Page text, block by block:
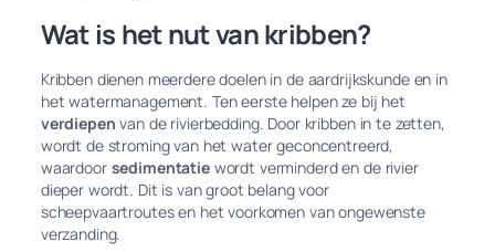
Wat is het nut van kribben?
Kribben dienen meerdere doelen in de aardrijkskunde en in
het watermanagement. Ten eerste helpen ze bij het
verdiepen van de rivierbedding. Door kribben in te zetten,
wordt de stroming van het water geconcentreerd,
waardoor sedimentatiewordt verminderd en de rivier
dieper wordt. Dit is van groot belang voor
scheepvaartroutes en het voorkomen van ongewenste
verzanding.